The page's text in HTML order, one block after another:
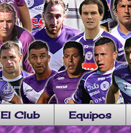
El Club Equipos